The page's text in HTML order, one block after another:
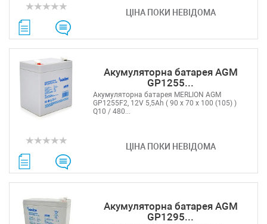
ЦІНА ПОКИ НЕВІДОМА
Акумуляторна батарея AGM
GP1255...
ЦІНА ПОКИ НЕВІДОМА
Акумуляторна батарея MERLION AGM
GP1255F2, 12V 5,5Ah ( 90 х 70 х 100 (105) )
Q10 / 480...
Акумуляторна батарея AGM
GP1295...